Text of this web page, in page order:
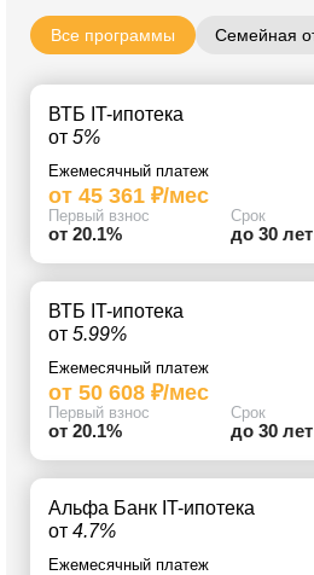
Все программы Семейная
ВТБ IT-ипотека
от 5%
Ежемесячный платеж
от 45 361 ₽/мес
Первый взнос
от 20.1%
Срок
до 30 лет
ВТБ IT-ипотека
от 5.99%
Ежемесячный платеж
от 50 608 ₽/мес
Первый взнос
от 20.1%
Срок
до 30 лет
Альфа Банк IT-ипотека
от 4.7%
Ежемесячный платеж